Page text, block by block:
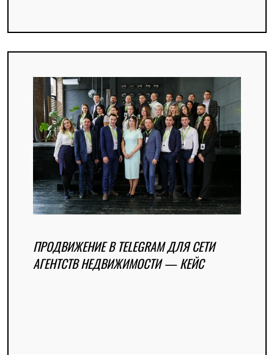
ПРОДВИЖЕНИЕ В TELEGRAM ДЛЯ СЕТИ
АГЕНТСТВ НЕДВИЖИМОСТИ — КЕЙС